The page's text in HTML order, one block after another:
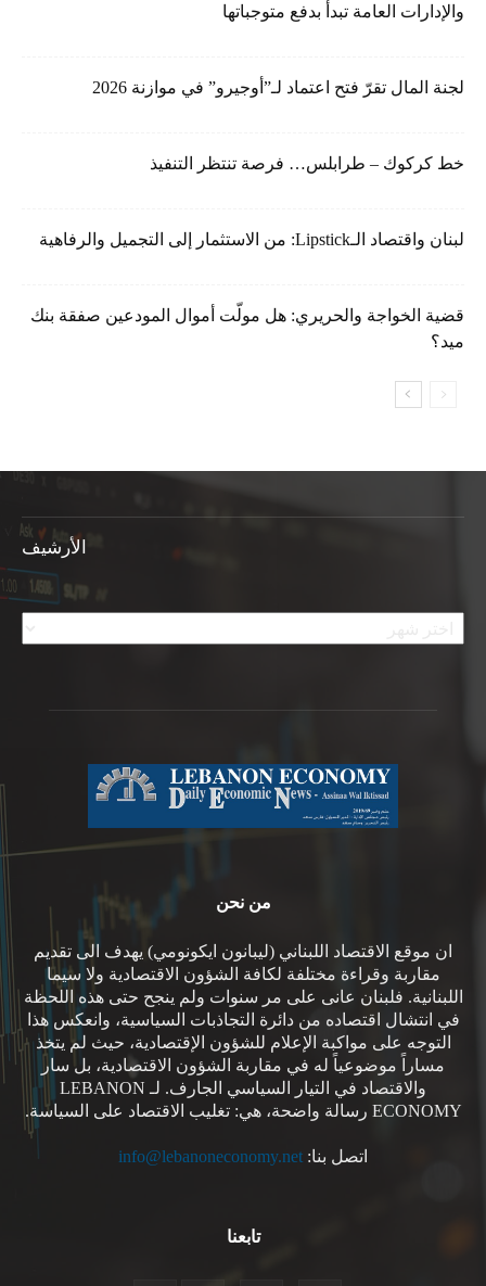
والإدارات العامة تبدأ بدفع متوجباتها
لجنة المال تقرّ فتح اعتماد لـ”أوجيرو” في موازنة 2026
خط كركوك – طرابلس… فرصة تنتظر التنفيذ
لبنان واقتصاد الـLipstick: من الاستثمار إلى التجميل والرفاهية
قضية الخواجة والحريري: هل مولّت أموال المودعين صفقة بنك
ميد؟
الأرشيف
الأرشيف
من نحن
ان موقع الاقتصاد اللبناني (ليبانون ايكونومي) يهدف الى تقديم
مقاربة وقراءة مختلفة لكافة الشؤون الاقتصادية ولا سيما
اللبنانية. فلبنان عانى على مر سنوات ولم ينجح حتى هذه اللحظة
في انتشال اقتصاده من دائرة التجاذبات السياسية، وانعكس هذا
التوجه على مواكبة الإعلام للشؤون الإقتصادية، حيث لم يتخذ
مساراً موضوعياً له في مقاربة الشؤون الاقتصادية، بل سار
والاقتصاد في التيار السياسي الجارف. لـ LEBANON
ECONOMY رسالة واضحة، هي: تغليب الاقتصاد على السياسة.
اتصل بنا: info@lebanoneconomy.net
تابعنا